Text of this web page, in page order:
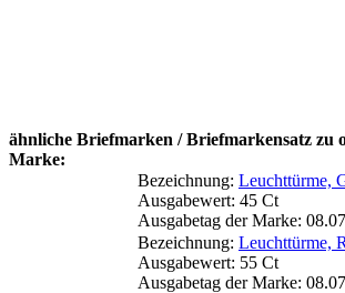
ähnliche Briefmarken / Briefmarkensatz zu
Marke:
Bezeichnung: Leuchttürme,
Ausgabewert: 45 Ct
Ausgabetag der Marke:
Bezeichnung: Leuchttürme,
Ausgabewert: 55 Ct
Ausgabetag der Marke: